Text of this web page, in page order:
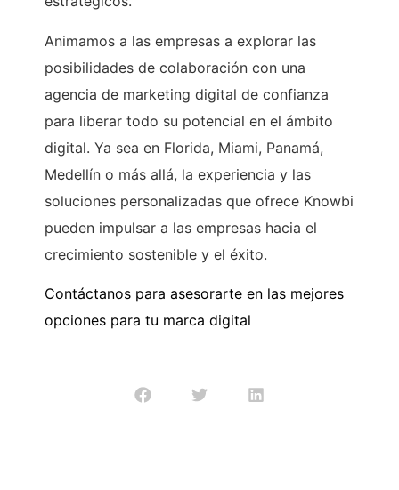
Animamos a las empresas a explorar las
posibilidades de colaboración con una
agencia de marketing digital de confianza
para liberar todo su potencial en el ámbito
digital. Ya sea en Florida, Miami, Panamá,
Medellín o más allá, la experiencia y las
soluciones personalizadas que ofrece Knowbi
pueden impulsar a las empresas hacia el
crecimiento sostenible y el éxito.
Contáctanos para asesorarte en las mejores
opciones para tu marca digital